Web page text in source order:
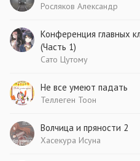
Росляков Александр
Конференция главных
(Часть 1)
Сато Цутому
Не все умеют падать
Теллеген Тоон
Волчица и пряности 2
Хасекура Исуна